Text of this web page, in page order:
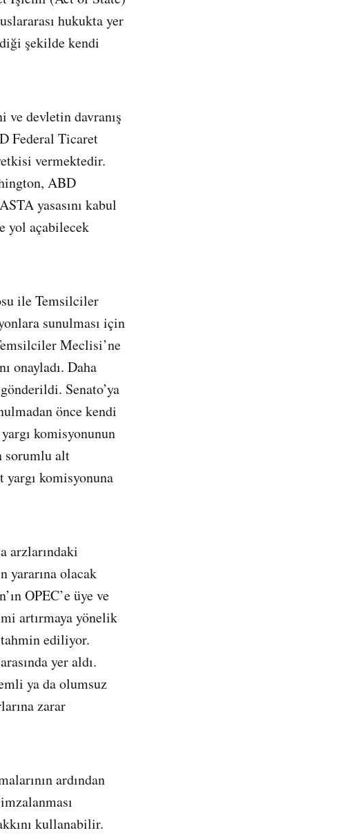
hukukta yer
şekilde kendi
ve devletin davranış
Federal Ticaret
vermektedir.
ABD
yasasını kabul
yol açabilecek
ile Temsilciler
sunulması için
Meclisi’ne
onayladı. Daha
Senato’ya
önce kendi
komisyonunun
sorumlu alt
yargı komisyonuna
arzlarındaki
yararına olacak
OPEC’e üye ve
artırmaya yönelik
tahmin ediliyor.
yer aldı.
ya da olumsuz
zarar
ardından
kullanabilir.